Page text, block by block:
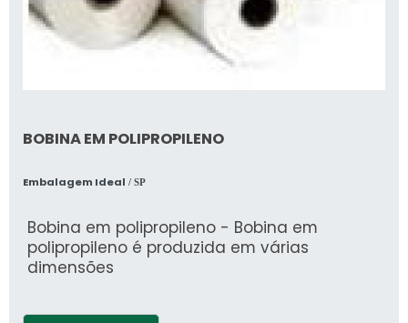
BOBINA EM POLIPROPILENO
Embalagem Ideal / SP
Bobina em polipropileno - Bobina em
polipropileno é produzida em várias
dimensões